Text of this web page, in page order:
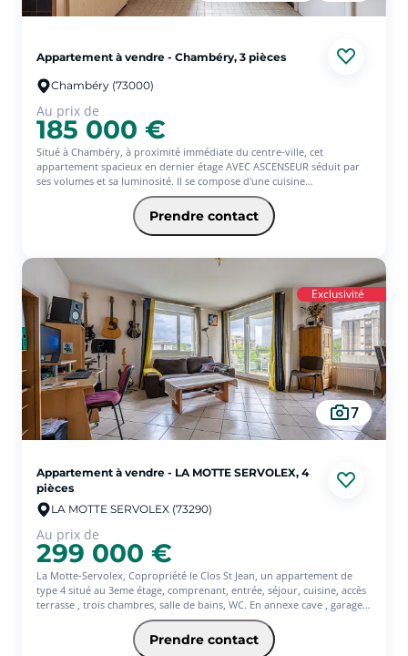
Appartement à vendre - Chambéry, 3 pièces
Chambéry (73000)
Au prix de
185 000 €
Situé à Chambéry, à proximité immédiate du centre-ville, cet
appartement spacieux en dernier étage AVEC ASCENSEUR séduit par
ses volumes et sa luminosité. Il se compose d'une cuisine
indépendante, d'un double séjour baigné de lumière, de deux
chambres confortables, d'une salle de bains et de WC séparés.
Un balcon transformé en loggia offre un espace supplémentaire
agréable en toute saison.
Prendre contact
Exclusivité
7
Appartement à vendre - LA MOTTE SERVOLEX, 4
pièces
LA MOTTE SERVOLEX (73290)
Au prix de
299 000 €
La Motte-Servolex, Copropriété le Clos St Jean, un appartement de
type 4 situé au 3eme étage, comprenant, entrée, séjour, cuisine, accès
terrasse , trois chambres, salle de bains, WC. En annexe cave , garage
et une place de parking.
Le locataire en place quittera les lieux au plus tard le 4/01/2027, projet
idéal pour une résidence principale.
Prendre contact